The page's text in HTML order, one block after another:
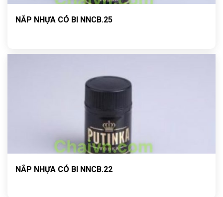
NẮP NHỰA CÓ BI NNCB.25
NẮP NHỰA CÓ BI NNCB.22